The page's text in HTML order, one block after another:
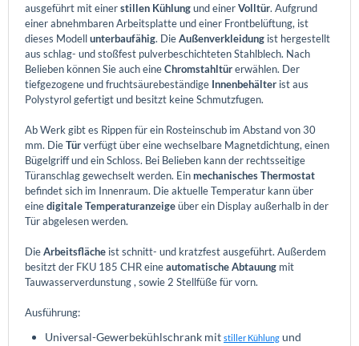
ausgeführt mit einerstillen Kühlungund einerVolltür. Aufgrund
einer abnehmbaren Arbeitsplatte und einer Frontbelüftung, ist
dieses Modellunterbaufähig. DieAußenverkleidung ist hergestellt
aus schlag- und stoßfest pulverbeschichteten Stahlblech. Nach
Belieben können Sie auch eineChromstahltürerwählen. Der
tiefgezogene und fruchtsäurebeständige Innenbehälter ist aus
Polystyrol gefertigt und besitzt keine Schmutzfugen.
Ab Werk gibt es Rippen für ein Rosteinschub im Abstand von 30
mm. DieTürverfügt über eine wechselbare Magnetdichtung, einen
Bügelgriff und ein Schloss. Bei Belieben kann der rechtsseitige
Türanschlag gewechselt werden. Einmechanisches Thermostat
befindet sich im Innenraum. Die aktuelle Temperatur kann über
einedigitale Temperaturanzeigeüber ein Display außerhalb in der
Tür abgelesen werden.
DieArbeitsfläche ist schnitt- und kratzfest ausgeführt. Außerdem
besitzt der FKU 185 CHR eineautomatische Abtauung mit
Tauwasserverdunstung , sowie 2 Stellfüße für vorn.
Ausführung:
Universal-Gewerbekühlschrank mit stiller Kühlung und